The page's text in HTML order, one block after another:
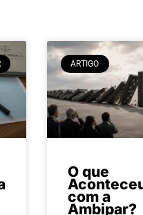
ARTIGO
O que
com a
Ambipar?